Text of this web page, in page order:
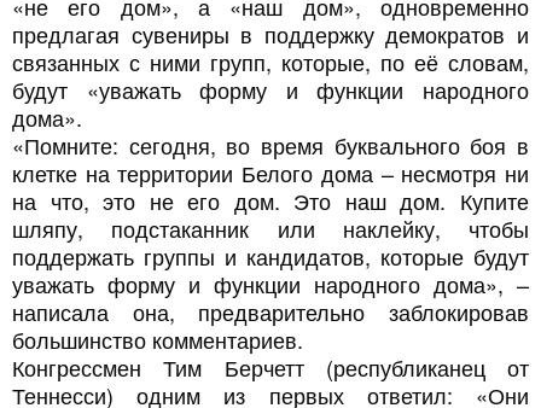
предлагая сувениры в поддержку демократов и
связанных с ними групп, которые, по её словам,
будут «уважать форму и функции народного
дома».
«Помните: сегодня, во время буквального боя в
клетке на территории Белого дома – несмотря ни
на что, это не его дом. Это наш дом. Купите
шляпу, подстаканник или наклейку, чтобы
поддержать группы и кандидатов, которые будут
уважать форму и функции народного дома», –
написала она, предварительно заблокировав
большинство комментариев.
Конгрессмен Тим Берчетт (республиканец от
Теннесси) одним из первых ответил: «Они